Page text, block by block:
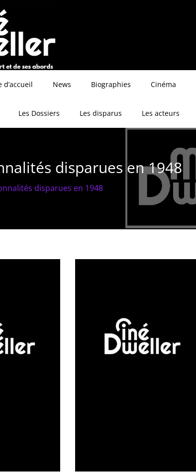
News Biographies Cinéma
Les Dossiers Les disparus Les acteurs
disparues en 1948
disparues en 1948